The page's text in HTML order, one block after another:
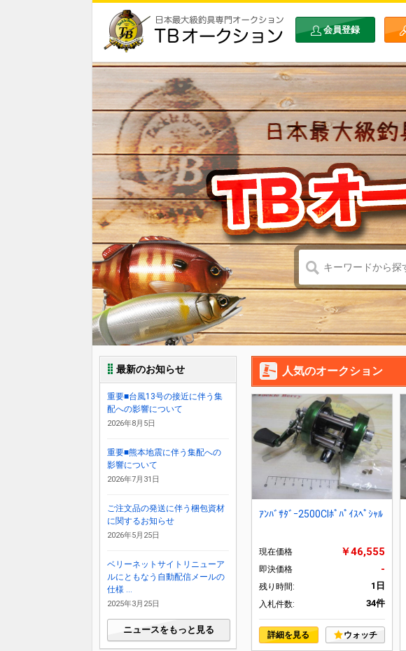
会員登録
最新のお知らせ
重要■台風13号の接近に伴う集
配への影響について
2026年8月5日
重要■熊本地震に伴う集配への
影響について
2026年7月31日
ご注文品の発送に伴う梱包資材
に関するお知らせ
2026年5月25日
ベリーネットサイトリニューア
ルにともなう自動配信メールの
仕様 ...
2025年3月25日
ニュースをもっと見る
人気のオークション
ｱﾝﾊﾞｻﾀﾞｰ2500CIﾎﾟﾊﾟｲｽﾍﾟｼｬﾙ
現在価格 ￥46,555
即決価格 -
残り時間: 1日
入札件数: 34件
詳細を見る ウォッチ